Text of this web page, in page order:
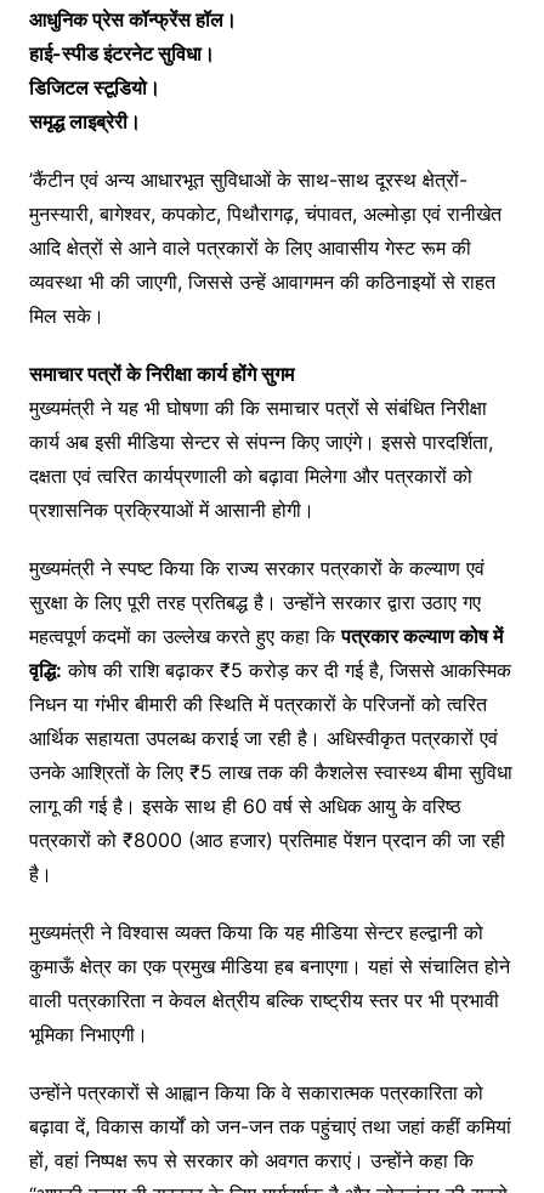
आधुनिक प्रेस कॉन्फ्रेंस हॉल।
हाई-स्पीड इंटरनेट सुविधा।
डिजिटल स्टूडियो।
समृद्ध लाइब्रेरी।
’कैंटीन एवं अन्य आधारभूत सुविधाओं के साथ-साथ दूरस्थ क्षेत्रों-
मुनस्यारी, बागेश्वर, कपकोट, पिथौरागढ़, चंपावत, अल्मोड़ा एवं रानीखेत
आदि क्षेत्रों से आने वाले पत्रकारों के लिए आवासीय गेस्ट रूम की
व्यवस्था भी की जाएगी, जिससे उन्हें आवागमन की कठिनाइयों से राहत
मिल सके।
समाचार पत्रों के निरीक्षा कार्य होंगे सुगम
मुख्यमंत्री ने यह भी घोषणा की कि समाचार पत्रों से संबंधित निरीक्षा
कार्य अब इसी मीडिया सेन्टर से संपन्न किए जाएंगे। इससे पारदर्शिता,
दक्षता एवं त्वरित कार्यप्रणाली को बढ़ावा मिलेगा और पत्रकारों को
प्रशासनिक प्रक्रियाओं में आसानी होगी।
मुख्यमंत्री ने स्पष्ट किया कि राज्य सरकार पत्रकारों के कल्याण एवं
सुरक्षा के लिए पूरी तरह प्रतिबद्ध है। उन्होंने सरकार द्वारा उठाए गए
महत्वपूर्ण कदमों का उल्लेख करते हुए कहा किपत्रकार कल्याण कोष में
वृद्धि: कोष की राशि बढ़ाकर ₹5 करोड़ कर दी गई है, जिससे आकस्मिक
निधन या गंभीर बीमारी की स्थिति में पत्रकारों के परिजनों को त्वरित
आर्थिक सहायता उपलब्ध कराई जा रही है। अधिस्वीकृत पत्रकारों एवं
उनके आश्रितों के लिए ₹5 लाख तक की कैशलेस स्वास्थ्य बीमा सुविधा
लागू की गई है। इसके साथ ही 60 वर्ष से अधिक आयु के वरिष्ठ
पत्रकारों को ₹8000 (आठ हजार) प्रतिमाह पेंशन प्रदान की जा रही
है।
मुख्यमंत्री ने विश्वास व्यक्त किया कि यह मीडिया सेन्टर हल्द्वानी को
कुमाऊँ क्षेत्र का एक प्रमुख मीडिया हब बनाएगा। यहां से संचालित होने
वाली पत्रकारिता न केवल क्षेत्रीय बल्कि राष्ट्रीय स्तर पर भी प्रभावी
भूमिका निभाएगी।
उन्होंने पत्रकारों से आह्वान किया कि वे सकारात्मक पत्रकारिता को
बढ़ावा दें, विकास कार्यों को जन-जन तक पहुंचाएं तथा जहां कहीं कमियां
हों, वहां निष्पक्ष रूप से सरकार को अवगत कराएं। उन्होंने कहा कि